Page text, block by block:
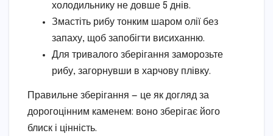
холодильнику не довше 5 днів.
Змастіть рибу тонким шаром олії без
запаху, щоб запобігти висиханню.
Для тривалого зберігання заморозьте
рибу, загорнувши в харчову плівку.
Правильне зберігання — це як догляд за
дорогоцінним каменем: воно зберігає його
блиск і цінність.